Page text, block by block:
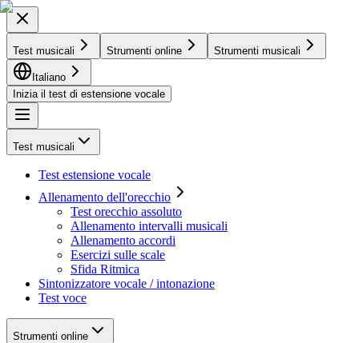
Test musicali Strumenti online Strumenti musicali
Italiano
Inizia il test di estensione vocale
Test musicali
Test estensione vocale
Allenamento dell'orecchio
Test orecchio assoluto
Allenamento intervalli musicali
Allenamento accordi
Esercizi sulle scale
Sfida Ritmica
Sintonizzatore vocale / intonazione
Test voce
Strumenti online